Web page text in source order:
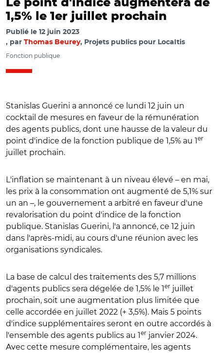
Le point d'indice augmentera de
1,5% le 1er juillet prochain
Publié le 12 juin 2023
par Thomas Beurey, Projets publics pour Localtis
Fonction publique
Stanislas Guerini a annoncé ce lundi 12 juin un
cocktail de mesures en faveur de la rémunération
des agents publics, dont une hausse de la valeur du
point d'indice de la fonction publique de 1,5% au 1er
juillet prochain.
L'inflation se maintenant à un niveau élevé – en mai,
les prix à la consommation ont augmenté de 5,1% sur
un an –, le gouvernement a arbitré en faveur d'une
revalorisation du point d'indice de la fonction
publique. Stanislas Guerini, l'a annoncé, ce 12 juin
dans l'après-midi, au cours d'une réunion avec les
organisations syndicales.
La base de calcul des traitements des 5,7 millions
d'agents publics sera dégelée de 1,5% le 1er juillet
prochain, soit une augmentation plus limitée que
celle accordée en juillet 2022 (+ 3,5%). Mais 5 points
d'indice supplémentaires seront en outre accordés à
l'ensemble des agents publics au 1er janvier 2024.
Avec cette mesure complémentaire, les agents